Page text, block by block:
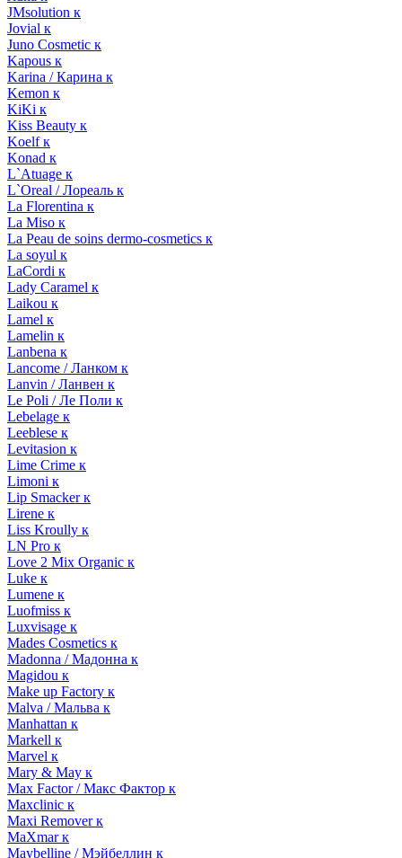
JMsolution к
Jovial к
Juno Cosmetic к
Kapous к
Karina / Карина к
Kemon к
KiKi к
Kiss Beauty к
Koelf к
Konad к
L`Atuage к
L`Oreal / Лореаль к
La Florentina к
La Miso к
La Peau de soins dermo-cosmetics к
La soyul к
LaCordi к
Lady Caramel к
Laikou к
Lamel к
Lamelin к
Lanbena к
Lancome / Ланком к
Lanvin / Ланвен к
Le Poli / Ле Поли к
Lebelage к
Leeblese к
Levitasion к
Lime Crime к
Limoni к
Lip Smacker к
Lirene к
Liss Kroully к
LN Pro к
Love 2 Mix Organic к
Luke к
Lumene к
Luofmiss к
Luxvisage к
Mades Cosmetics к
Madonna / Мадонна к
Magidou к
Make up Factory к
Malva / Мальва к
Manhattan к
Markell к
Marvel к
Mary & May к
Max Factor / Макс Фактор к
Maxclinic к
Maxi Remover к
MaXmar к
Maybelline / Мэйбеллин к